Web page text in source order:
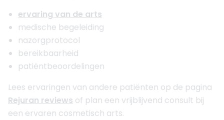
ervaring van de arts
medische begeleiding
nazorgprotocol
bereikbaarheid
patiëntbeoordelingen
Lees ervaringen van andere patiënten op de pagina
Rejuran reviews of plan een vrijblijvend consult bij
een ervaren cosmetisch arts.